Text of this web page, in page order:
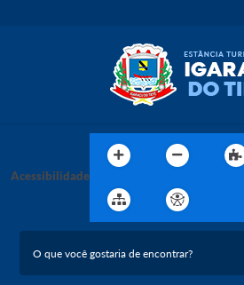
Acessibilidade